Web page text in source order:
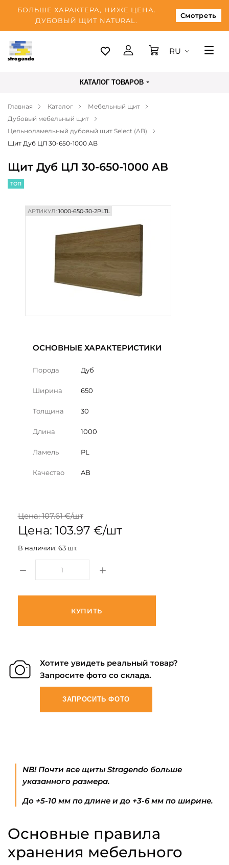
БОЛЬШЕ ХАРАКТЕРА, НИЖЕ ЦЕНА.
ДУБОВЫЙ ЩИТ NATURAL.
Смотреть
Таллинн
Оплата
О нас
Блог
Контакты
RU
КАТАЛОГ ТОВАРОВ
Главная Каталог
Мебельный щит
Дубовый мебельный щит
Цельноламельный дубовый щит Select (AB)
Щит Дуб ЦЛ 30-650-1000 AB
Щит Дуб ЦЛ 30-650-1000 AB
ТОП
АРТИКУЛ:1000-650-30-2PLTL
ОСНОВНЫЕ ХАРАКТЕРИСТИКИ
Порода Дуб
Ширина 650
Толщина 30
Длина 1000
Ламель PL
Качество AB
Цена: 107.61 €/шт
Цена: 103.97 €/шт
В наличии: 63 шт.
КУПИТЬ
Хотите увидеть реальный товар?
Запросите фото со склада.
ЗАПРОСИТЬ ФОТО
NB! Почти все щиты Stragendo больше
указанного размера.
До +5-10 мм по длине и до +3-6 мм по ширине.
Основные правила
хранения мебельного